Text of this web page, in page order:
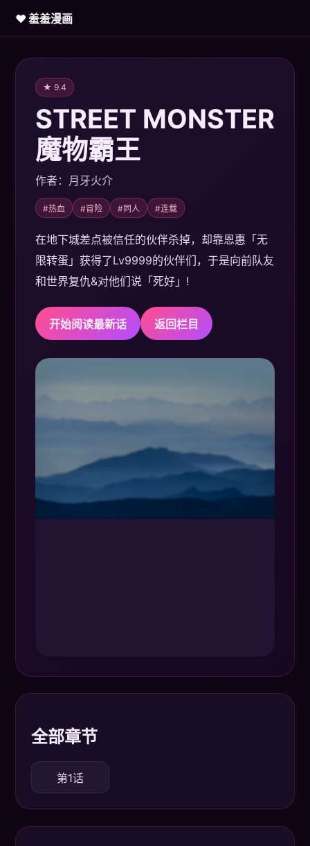
♥ 羞羞漫画
★ 9.4
STREET MONSTER
魔物霸王
作者：月牙火介
#热血 #冒险 #同人 #连载
在地下城差点被信任的伙伴杀掉，却靠恩惠「无
限转蛋」获得了Lv9999的伙伴们，于是向前队友
和世界复仇&对他们说「死好」!
开始阅读最新话 返回栏目
全部章节
第1话